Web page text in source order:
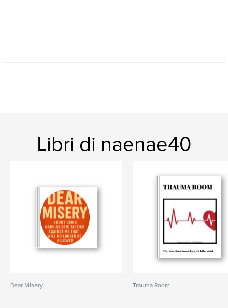
Libri di naenae40
Dear Misery Trauma Room